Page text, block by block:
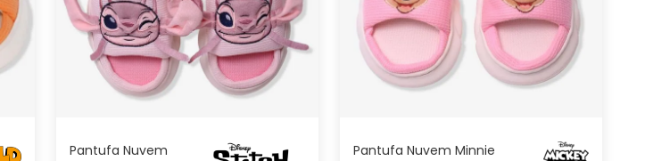
Pantufa Nuvem
G M P
ADICIONAR AO
CARRINHO
Pantufa Nuvem Minnie
G M P
ADICIONAR AO